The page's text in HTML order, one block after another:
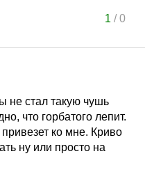
1 /0
не стал такую чушь
что горбатого лепит.
ко мне. Криво
ну или просто на